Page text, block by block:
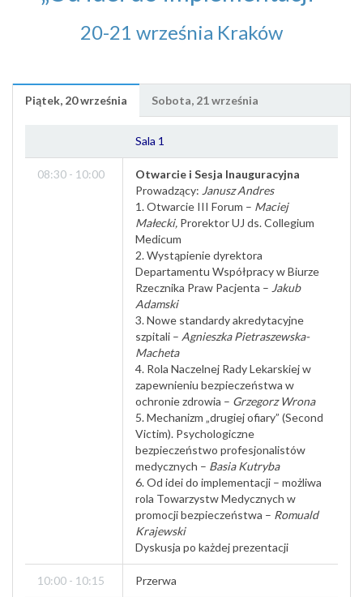
20-21 września Kraków
Piątek, 20 września Sobota, 21 września
Sala 1
08:30 - 10:00
Otwarcie i Sesja Inauguracyjna
Prowadzący: Janusz Andres​
1. Otwarcie III Forum – Maciej
Małecki, Prorektor UJ ds. Collegium
Medicum
2. Wystąpienie dyrektora
Departamentu Współpracy w Biurze
Rzecznika Praw Pacjenta – Jakub
Adamski
3. Nowe standardy akredytacyjne
szpitali – Agnieszka Pietraszewska-
Macheta
4. Rola Naczelnej Rady Lekarskiej w
zapewnieniu bezpieczeństwa w
ochronie zdrowia – Grzegorz Wrona
5. Mechanizm „drugiej ofiary” (Second
Victim). Psychologiczne
bezpieczeństwo profesjonalistów
medycznych – Basia Kutryba
6. Od idei do implementacji – możliwa
rola Towarzystw Medycznych w
promocji bezpieczeństwa – Romuald
Krajewski
Dyskusja po każdej prezentacji
10:00 - 10:15 Przerwa